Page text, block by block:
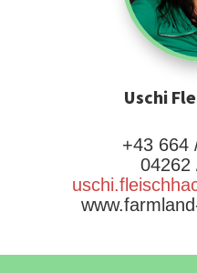
Uschi
+43 664
04262